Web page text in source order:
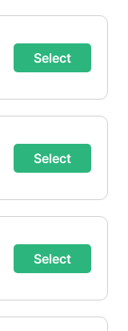
Select
Select
Select